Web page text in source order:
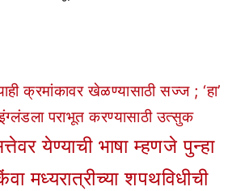
क्रमांकावर खेळण्यासाठी सज्ज ; ‘हा’
पराभूत करण्यासाठी उत्सुक
येण्याची भाषा म्हणजे पुन्हा
मध्यरात्रीच्या शपथविधीची